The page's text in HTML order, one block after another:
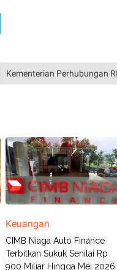
Kementerian Perhubungan
Keuangan
CIMB Niaga Auto Finance
Terbitkan Sukuk Senilai Rp
900 Miliar Hingga Mei 2026